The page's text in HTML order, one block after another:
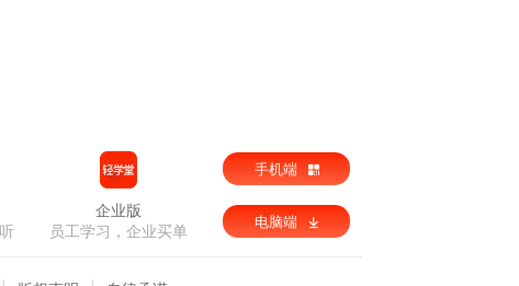
企业版
员工学习，企业买单
手机端
电脑端